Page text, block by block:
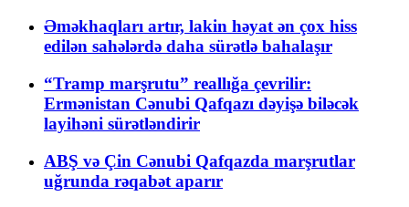
Əməkhaqları artır, lakin həyat ən çox hiss
edilən sahələrdə daha sürətlə bahalaşır
“Tramp marşrutu” reallığa çevrilir:
Ermənistan Cənubi Qafqazı dəyişə biləcək
layihəni sürətləndirir
ABŞ və Çin Cənubi Qafqazda marşrutlar
uğrunda rəqabət aparır